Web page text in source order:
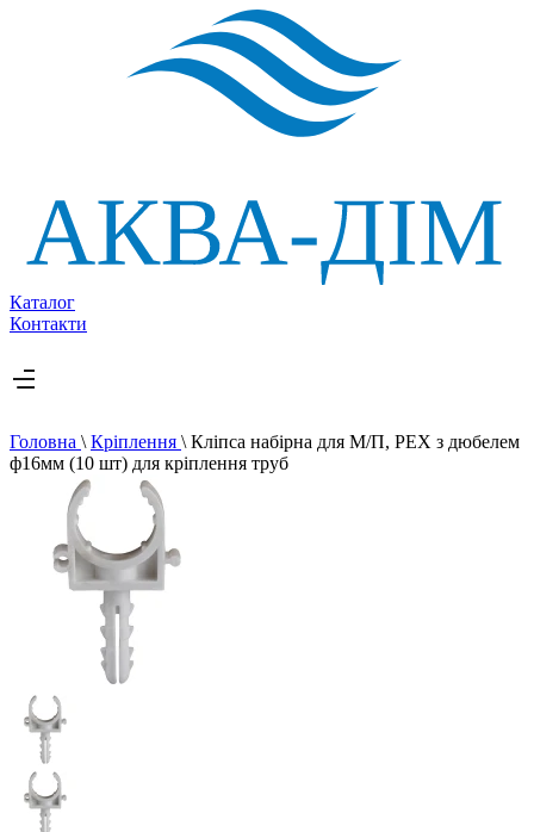
Каталог
Контакти
Головна \ Кріплення \ Кліпса набірна для М/П, PEX з дюбелем
ф16мм (10 шт) для кріплення труб